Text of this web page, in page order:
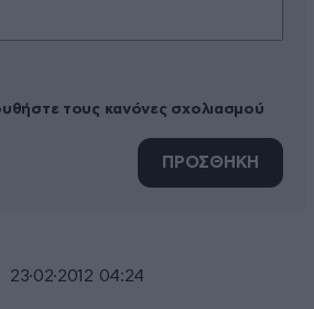
τους κανόνες σχολιασμού
ΠΡΟΣΘΗΚΗ
23·02·2012 04:24